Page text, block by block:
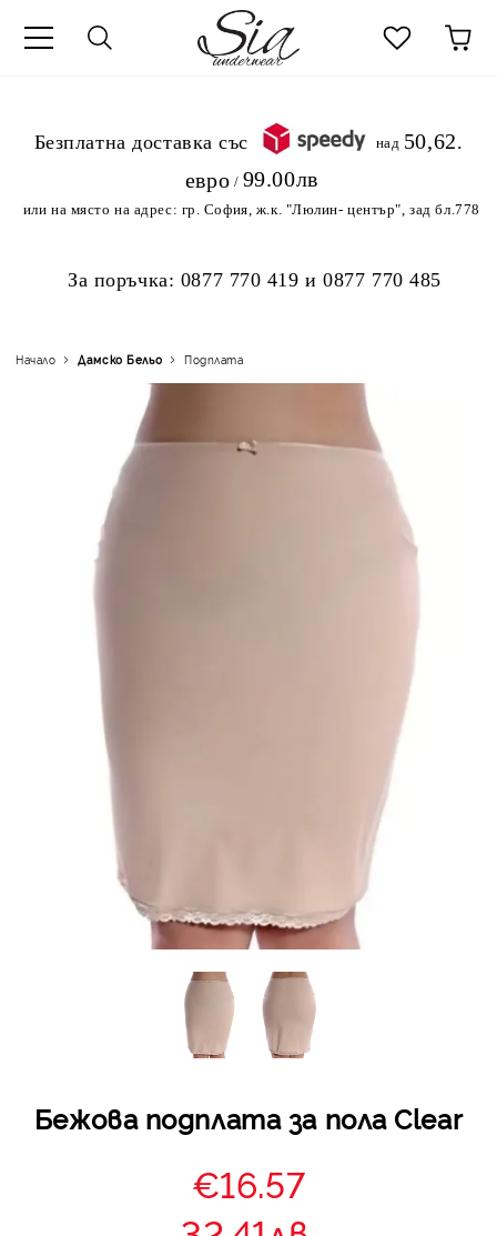
.Безплатна доставка със
над 50,62
евро / 99.00лв
или на място на адрес: гр. София, ж.к. "Люлин- център", зад бл.778
За поръчка: 0877 770 419 и0877 770 485
Начало Дамско Бельо Подплата
Бежова подплата за пола Clear
€16.57